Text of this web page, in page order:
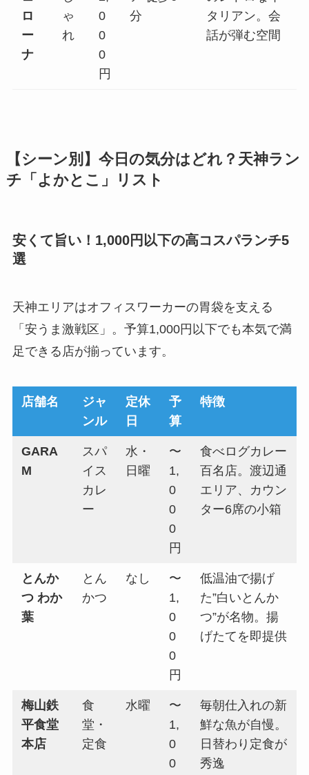
ロ
ー
ナ
ゃ
れ
0
0
0
円
分
タリアン。会
話が弾む空間
【シーン別】今日の気分はどれ？天神ラン
チ「よかとこ」リスト
安くて旨い！1,000円以下の高コスパランチ5
選
天神エリアはオフィスワーカーの胃袋を支える
「安うま激戦区」。予算1,000円以下でも本気で満
足できる店が揃っています。
店舗名
ジャ
ンル
定休
日
予
算
特徴
GARA
M
スパ
イス
カレ
ー
水・
日曜
〜
1,
0
0
0
円
食べログカレー
百名店。渡辺通
エリア、カウン
ター6席の小箱
とんか
つ わか
葉
とん
かつ
なし
〜
1,
0
0
0
円
低温油で揚げ
た”白いとんか
つ”が名物。揚
げたてを即提供
梅山鉄
平食堂
本店
食
堂・
定食
水曜
〜
1,
0
0
毎朝仕入れの新
鮮な魚が自慢。
日替わり定食が
秀逸